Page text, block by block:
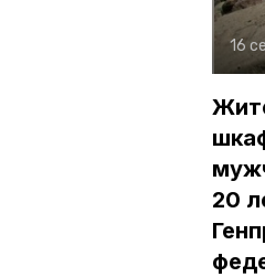
16
20